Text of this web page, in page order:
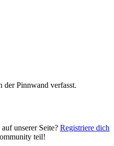
der Pinnwand verfasst.
unserer Seite? Registriere dich
teil!